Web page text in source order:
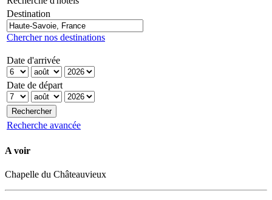
Destination
Chercher nos destinations
Date d'arrivée
Date de départ
Recherche avancée
A voir
Chapelle du Châteauvieux